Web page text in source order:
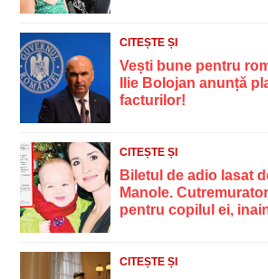
CITEȘTE ȘI
Vești bune pentru
Ilie Bolojan anunță
facturilor!
CITEȘTE ȘI
Biletul de adio lasat
Manole.
pentru copilul ei,
CITEȘTE ȘI